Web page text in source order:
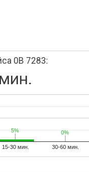
0B 7283:
15-30 мин. 30-60 мин.
5%
5% 0%
0%